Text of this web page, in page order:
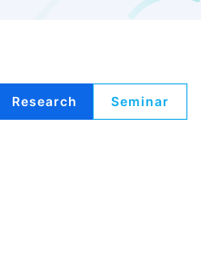
Research Seminar